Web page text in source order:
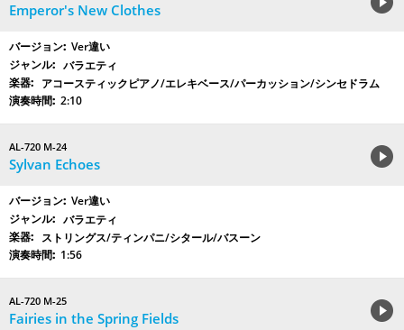
Emperor's New Clothes
Ver違い
バラエティ
アコースティックピアノ/エレキベース/パーカッション/シンセドラム
2:10
AL-720 M-24
Sylvan Echoes
Ver違い
バラエティ
ストリングス/ティンパニ/シタール/バスーン
1:56
AL-720 M-25
Fairies in the Spring Fields